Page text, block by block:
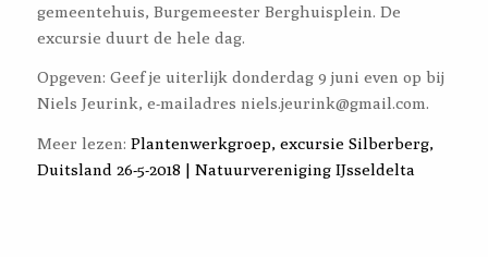
gemeentehuis, Burgemeester Berghuisplein. De
excursie duurt de hele dag.
Opgeven: Geef je uiterlijk donderdag 9 juni even op bij
Niels Jeurink, e-mailadres niels.jeurink@gmail.com.
Meer lezen: Plantenwerkgroep, excursie Silberberg,
Duitsland 26-5-2018 | Natuurvereniging IJsseldelta